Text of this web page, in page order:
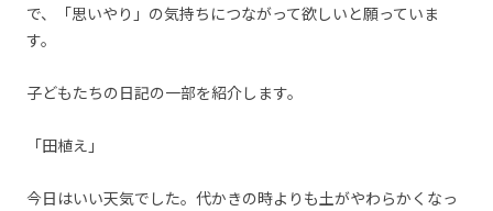
で、「思いやり」の気持ちにつながって欲しいと願っていま
す。
子どもたちの日記の一部を紹介します。
「田植え」
今日はいい天気でした。代かきの時よりも土がやわらかくなっ